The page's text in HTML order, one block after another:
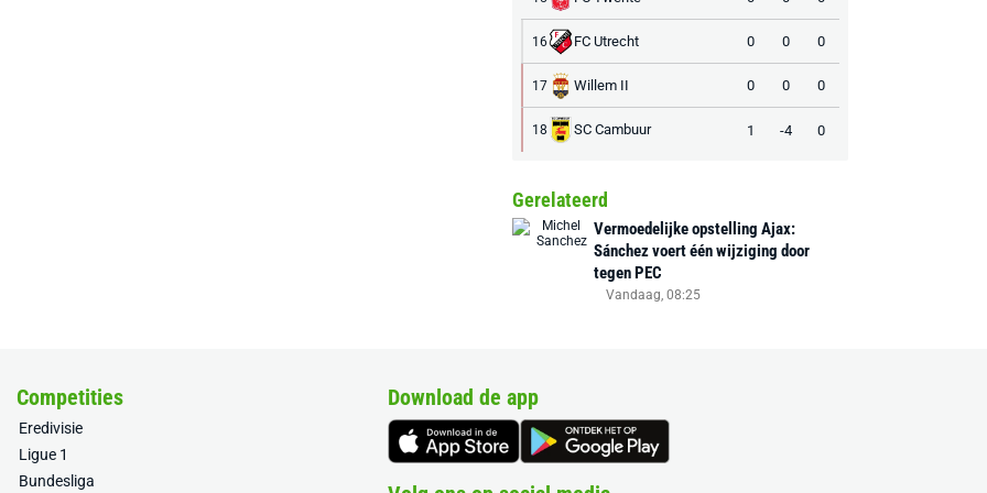
16 FC Utrecht 0 0 0
17 Willem II 0 0 0
18 SC Cambuur 1 -4 0
Gerelateerd
Vermoedelijke opstelling Ajax:
Sánchez voert één wijziging door
tegen PEC
Vandaag, 08:25
Competities
Eredivisie
Ligue 1
Bundesliga
Download de app